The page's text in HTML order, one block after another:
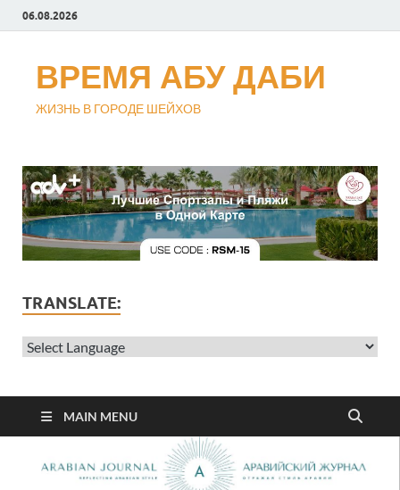
06.08.2026
ВРЕМЯ АБУ ДАБИ
ЖИЗНЬ В ГОРОДЕ ШЕЙХОВ
TRANSLATE:
MAIN MENU